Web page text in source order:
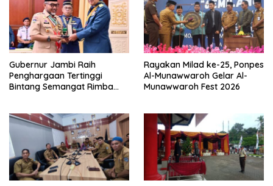
Gubernur Jambi Raih
Penghargaan Tertinggi
Bintang Semangat Rimba
Rayakan Milad ke-25, Ponpes
Al-Munawwaroh Gelar Al-
Munawwaroh Fest 2026